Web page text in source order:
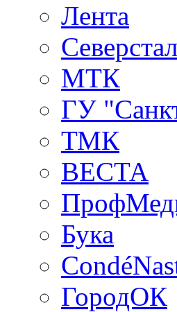
Лента
МТК
ГУ
ТМК
ВЕСТА
Бука
ГородОК